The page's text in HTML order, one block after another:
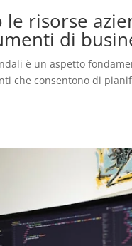
le risorse
di
è un aspetto
che consentono di